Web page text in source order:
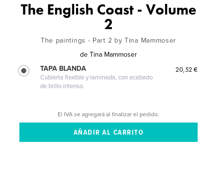
The English Coast - Volume
2
The paintings - Part 2 by Tina Mammoser
de Tina Mammoser
TAPA BLANDA
Cubierta flexible y laminada, con acabado
de brillo intenso.
20,52 €
El IVA se agregará al finalizar el pedido.